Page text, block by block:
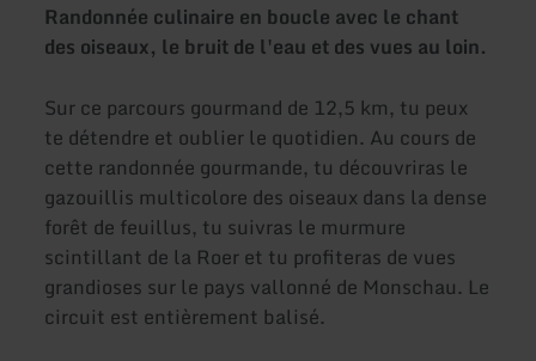
Randonnée culinaire en boucle avec le chant
des oiseaux, le bruit de l'eau et des vues au loin.
Sur ce parcours gourmand de 12,5 km, tu peux
te détendre et oublier le quotidien. Au cours de
cette randonnée gourmande, tu découvriras le
gazouillis multicolore des oiseaux dans la dense
forêt de feuillus, tu suivras le murmure
scintillant de la Roer et tu profiteras de vues
grandioses sur le pays vallonné de Monschau. Le
circuit est entièrement balisé.